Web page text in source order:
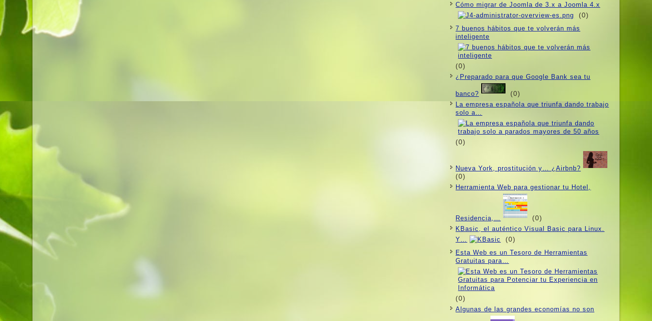
Cómo migrar de Joomla de 3.x a Joomla 4.x
(0)
7 buenos hábitos que te volverán más
inteligente
(0)
¿Preparado para que Google Bank sea tu
banco? (0)
La empresa española que triunfa dando trabajo
solo a…
(0)
Nueva York, prostitución y… ¿Airbnb?
(0)
Herramienta Web para gestionar tu Hotel,
Residencia,… (0)
KBasic, el auténtico Visual Basic para Linux.
Y…
(0)
Esta Web es un Tesoro de Herramientas
Gratuitas para…
(0)
Algunas de las grandes economí­as no son